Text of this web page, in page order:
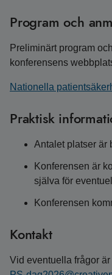
Program och
Preliminärt program
konferensens
Nationella
Praktisk
Antalet platser är
Konferensen är
själva för
Konferensen
Kontakt
Vid eventuella frågor